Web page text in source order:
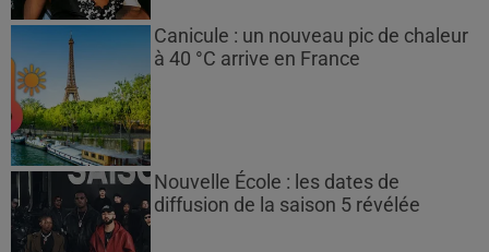
Canicule : un nouveau pic de chaleur
à 40 °C arrive en France
Nouvelle École : les dates de
diffusion de la saison 5 révélée